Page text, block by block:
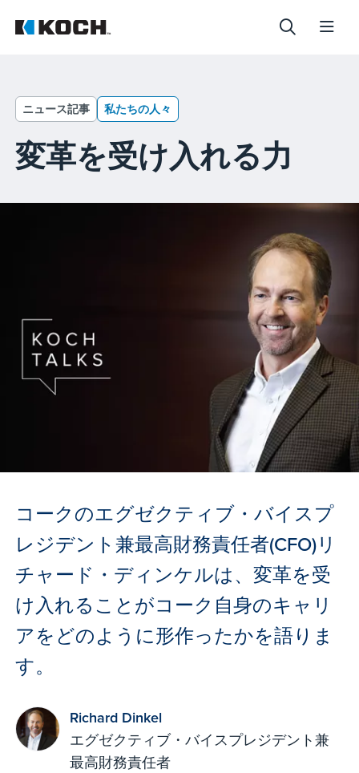
ニュース記事 私たちの人々
変革を受け入れる力
コークのエグゼクティブ・バイスプ
レジデント兼最高財務責任者(CFO)リ
チャード・ディンケルは、変革を受
け入れることがコーク自身のキャリ
アをどのように形作ったかを語りま
す。
Richard Dinkel
エグゼクティブ・バイスプレジデント兼
最高財務責任者